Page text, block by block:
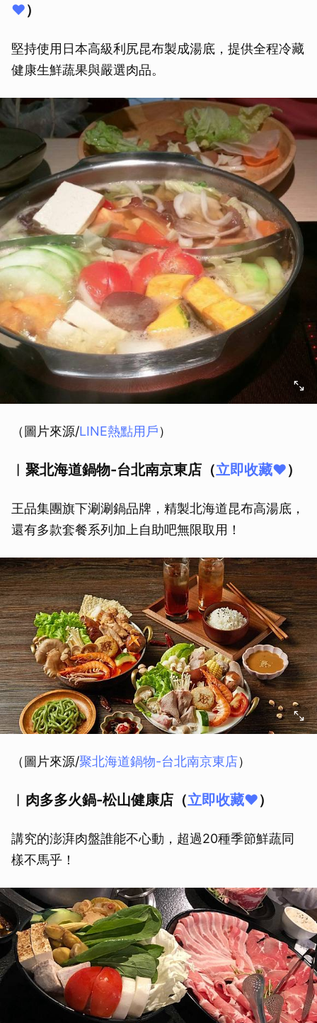
❤️）
堅持使用日本高級利尻昆布製成湯底，提供全程冷藏
健康生鮮蔬果與嚴選肉品。
（圖片來源/LINE熱點用戶）
︱聚北海道鍋物-台北南京東店（立即收藏❤️）
王品集團旗下涮涮鍋品牌，精製北海道昆布高湯底，
還有多款套餐系列加上自助吧無限取用！
（圖片來源/聚北海道鍋物-台北南京東店）
︱肉多多火鍋-松山健康店（立即收藏❤️）
講究的澎湃肉盤誰能不心動，超過20種季節鮮蔬同
樣不馬乎！